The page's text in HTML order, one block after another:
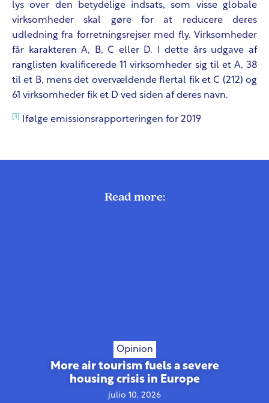
lys over den betydelige indsats, som visse globale
virksomheder skal gøre for at reducere deres
udledning fra forretningsrejser med fly. Virksomheder
får karakteren A, B, C eller D. I dette års udgave af
ranglisten kvalificerede 11 virksomheder sig til et A, 38
til et B, mens det overvældende flertal fik et C (212) og
61 virksomheder fik et D ved siden af deres navn.
[1] Ifølge emissionsrapporteringen for 2019
Read more:
Opinion
More air tourism fuels a severe
housing crisis in Europe
julio 10, 2026